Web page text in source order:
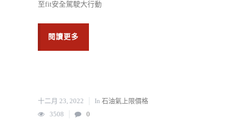
至fit安全駕駛大行動
閱讀更多
十二月 23, 2022 In 石油氣上限價格
3508
0